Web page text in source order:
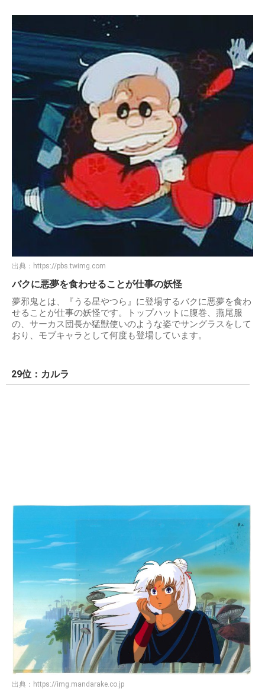
出典： https://pbs.twimg.com
バクに悪夢を食わせることが仕事の妖怪
夢邪鬼とは、『うる星やつら』に登場するバクに悪夢を食わ
せることが仕事の妖怪です。トップハットに腹巻、燕尾服
の、サーカス団長か猛獣使いのような姿でサングラスをして
おり、モブキャラとして何度も登場しています。
29位：カルラ
出典： https://img.mandarake.co.jp